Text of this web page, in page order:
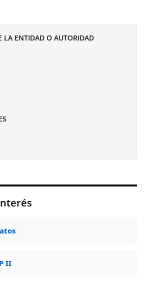
LA ENTIDAD O AUTORIDAD
II